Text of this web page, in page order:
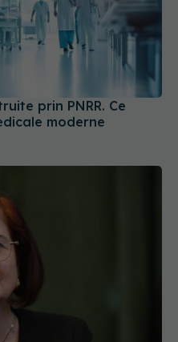
prin PNRR. Ce
moderne